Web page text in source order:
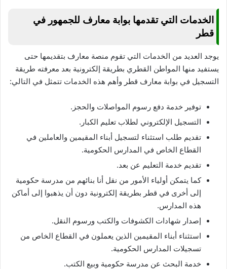
الخدمات التي تقدمها بوابة معارف للجمهور في
قطر
يوجد العديد من الخدمات التي تقوم منصة معارف بتقديمها حتى
يستفيد منها المواطن القطري بطريقة إلكترونية بعد معرفته طريقة
التسجيل في بوابة معارف قطر وأهم هذه الخدمات تتمثل في التالي:
توفير خدمة دفع رسوم المواصلات والحجز.
التسجيل الإلكتروني لطلاب تعليم الكبار.
تقديم طلب استثناء لتسجيل أبناء المقيمين والعاملين في
القطاع الخاص في المدارس الحكومية.
تقديم خدمة التعليم عن بعد.
كما يتمكن أولياء الأمور من نقل أنا بنائهم من مدرسة حكومية
إلى أخرى في قطر بطريقة إلكترونية دون أن يذهبوا إلى أماكن
هذه المدارس.
إصدار شهادات الكشوفات والكتب ورسوم النقل.
استثناء أبناء المقيمين الذين يعملون في القطاع الخاص من
تسجيلات المدارس الحكومية.
خدمة البحث عن مدرسة حكومية وبيع الكتب.